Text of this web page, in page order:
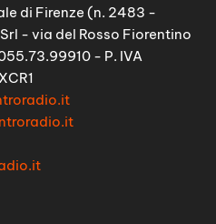
di Firenze (n. 2483 -
- via del Rosso Fiorentino
- P. IVA